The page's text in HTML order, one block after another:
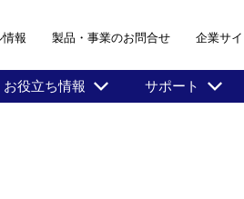
報 製品・事業のお問合せ 企業サイ
お役立ち情報 サポート